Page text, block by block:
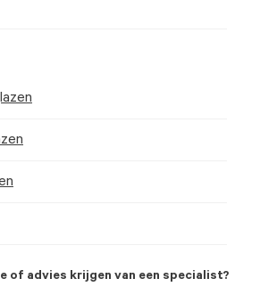
of advies krijgen van een specialist?